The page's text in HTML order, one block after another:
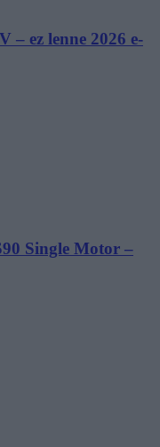
– ez lenne 2026 e-
Single Motor –